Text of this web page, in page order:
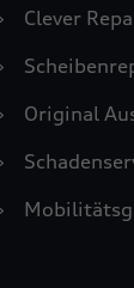
›
Clever
›
›
Original
›
›